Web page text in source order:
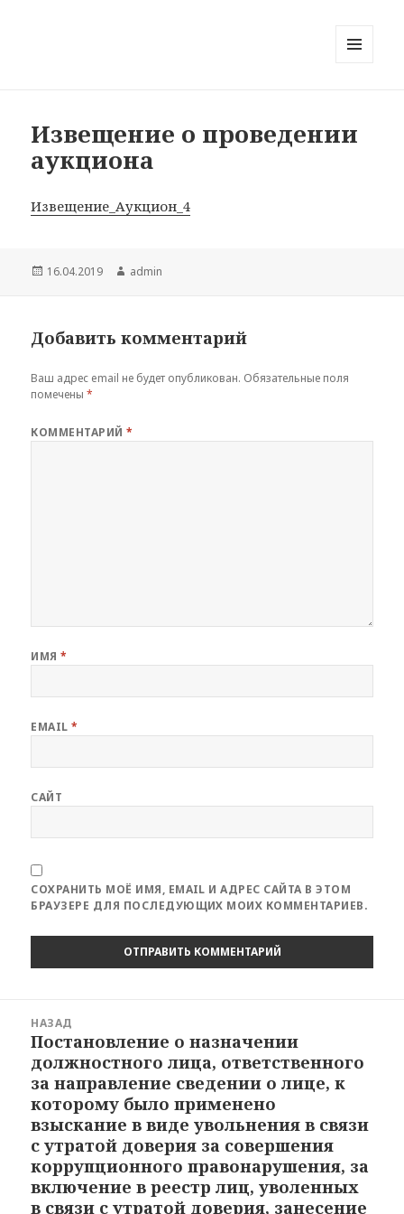
Извещение о проведении
аукциона
Извещение_Аукцион_4
Опубликовано
16.04.2019 Автор
admin
Добавить комментарий
Ваш адрес email не будет опубликован. Обязательные поля
помечены*
КОММЕНТАРИЙ*
ИМЯ*
EMAIL*
САЙТ
СОХРАНИТЬ МОЁ ИМЯ, EMAIL И АДРЕС САЙТА В ЭТОМ
БРАУЗЕРЕ ДЛЯ ПОСЛЕДУЮЩИХ МОИХ КОММЕНТАРИЕВ.
записям
НАЗАД
Предыдущая
запись:
Постановление о назначении
должностного лица, ответственного
за направление сведении о лице, к
которому было применено
взыскание в виде увольнения в связи
с утратой доверия за совершения
коррупционного правонарушения, за
включение в реестр лиц, уволенных
в связи с утратой доверия, занесение